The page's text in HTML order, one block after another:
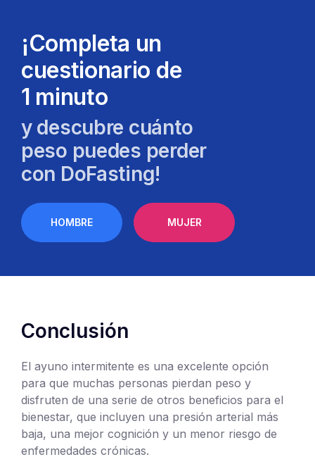
¡Completa un
cuestionario de
1 minuto
y descubre cuánto
peso puedes perder
con DoFasting!
HOMBRE MUJER
Conclusión
El ayuno intermitente es una excelente opción
para que muchas personas pierdan peso y
disfruten de una serie de otros beneficios para el
bienestar, que incluyen una presión arterial más
baja, una mejor cognición y un menor riesgo de
enfermedades crónicas.